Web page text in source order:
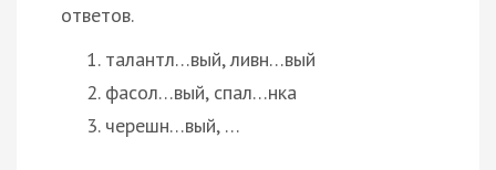
ответов.
талантл…вый, ливн…вый
фасол…вый, спал…нка
черешн…вый, …